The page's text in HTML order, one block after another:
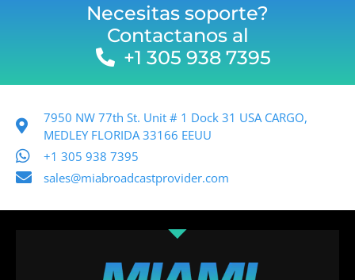
Necesitas soporte?
Contactanos al
+1 305 938 7395
7950 NW 77th St. Unit # 1 Dock 31 USA CARGO,
MEDLEY FLORIDA 33166 EEUU
+1 305 938 7395
sales@miabroadcastprovider.com